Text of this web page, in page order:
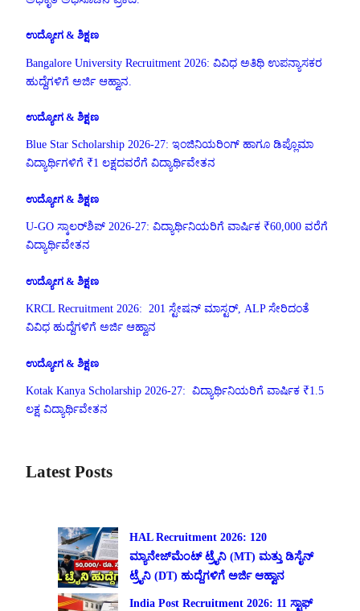
ಉದ್ಯೋಗ & ಶಿಕ್ಷಣ
Bangalore University Recruitment 2026: ವಿವಿಧ ಅತಿಥಿ ಉಪನ್ಯಾಸಕರ
ಹುದ್ದೆಗಳಿಗೆ ಅರ್ಜಿ ಆಹ್ವಾನ.
ಉದ್ಯೋಗ & ಶಿಕ್ಷಣ
Blue Star Scholarship 2026-27: ಇಂಜಿನಿಯರಿಂಗ್ ಹಾಗೂ ಡಿಪ್ಲೊಮಾ
ವಿದ್ಯಾರ್ಥಿಗಳಿಗೆ ₹1 ಲಕ್ಷದವರೆಗೆ ವಿದ್ಯಾರ್ಥಿವೇತನ
ಉದ್ಯೋಗ & ಶಿಕ್ಷಣ
U-GO ಸ್ಕಾಲರ್‌ಶಿಪ್ 2026-27: ವಿದ್ಯಾರ್ಥಿನಿಯರಿಗೆ ವಾರ್ಷಿಕ ₹60,000 ವರೆಗೆ
ವಿದ್ಯಾರ್ಥಿವೇತನ
ಉದ್ಯೋಗ & ಶಿಕ್ಷಣ
KRCL Recruitment 2026: 201 ಸ್ಟೇಷನ್ ಮಾಸ್ಟರ್, ALP ಸೇರಿದಂತೆ
ವಿವಿಧ ಹುದ್ದೆಗಳಿಗೆ ಅರ್ಜಿ ಆಹ್ವಾನ
ಉದ್ಯೋಗ & ಶಿಕ್ಷಣ
Kotak Kanya Scholarship 2026-27: ವಿದ್ಯಾರ್ಥಿನಿಯರಿಗೆ ವಾರ್ಷಿಕ ₹1.5
ಲಕ್ಷ ವಿದ್ಯಾರ್ಥಿವೇತನ
Latest Posts
HAL Recruitment 2026: 120
ಮ್ಯಾನೇಜ್‌ಮೆಂಟ್ ಟ್ರೈನಿ (MT) ಮತ್ತು ಡಿಸೈನ್
ಟ್ರೈನಿ (DT) ಹುದ್ದೆಗಳಿಗೆ ಅರ್ಜಿ ಆಹ್ವಾನ
India Post Recruitment 2026: 11 ಸ್ಟಾಫ್